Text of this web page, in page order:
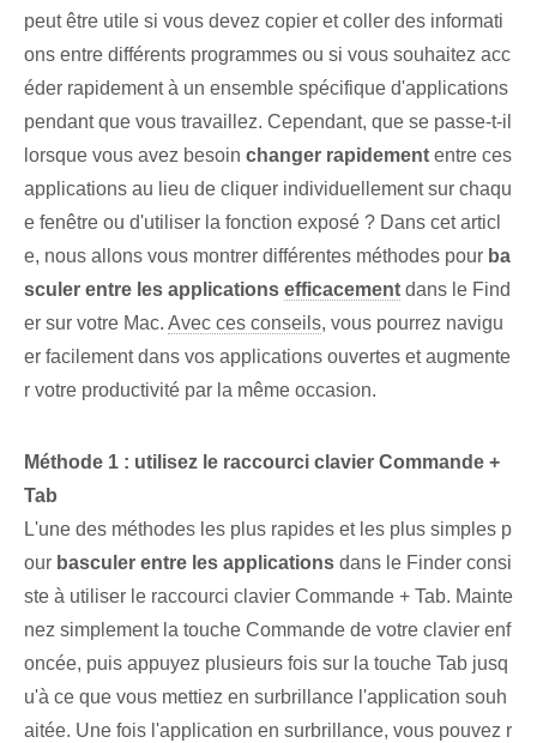
peut être utile si‌ vous devez copier et coller des informati
ons entre différents programmes‌ ou si vous souhaitez acc
éder rapidement à un ensemble spécifique d'applications
pendant que vous travaillez. Cependant, que se passe-t-il
lorsque vous avez besoin changer rapidement entre ces
applications au lieu de cliquer individuellement sur chaqu
e fenêtre ou d'utiliser la fonction exposé ? Dans cet articl
e, nous allons vous montrer différentes méthodes pour ba
sculer entre les applications efficacement dans le Find
er sur votre Mac. Avec ces conseils, vous pourrez navigu
er facilement dans vos applications ouvertes et augmente
r votre productivité par la même occasion.
Méthode 1 : utilisez le raccourci clavier Commande +
Tab
L'une des méthodes les plus rapides et les plus simples p
our basculer entre les applications dans le Finder consi
ste à utiliser le raccourci clavier Commande + Tab. Mainte
nez simplement la touche Commande de votre clavier enf
oncée, puis appuyez plusieurs fois sur la touche Tab jusq
u'à ce que vous mettiez en surbrillance l'application souh
aitée. Une fois l'application en surbrillance, vous pouvez r